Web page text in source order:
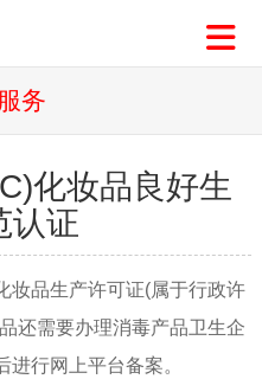
务
化妆品良好生
认证
品生产许可证(属于行政许
还需要办理消毒产品卫生企
行网上平台备案。